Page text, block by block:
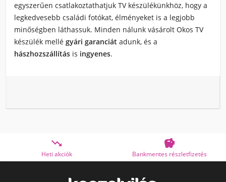
egyszerűen csatlakoztathatjuk TV készülékünkhöz, hogy a
legkedvesebb családi fotókat, élményeket is a legjobb
minőségben láthassuk. Minden nálunk vásárolt Okos TV
készülék mellé gyári garanciát adunk, és a
hászhozszállítás is ingyenes.
Bankmentes részletfizetés